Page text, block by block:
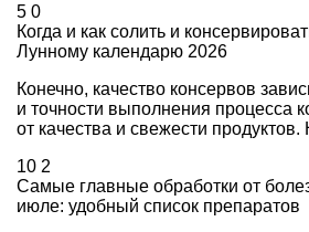
5 0
Когда и как солить и
Лунному календарю 2026
Конечно, качество консервов
и точности выполнения процесса
от качества и свежести
10 2
Самые главные обработки от
июле: удобный список препаратов